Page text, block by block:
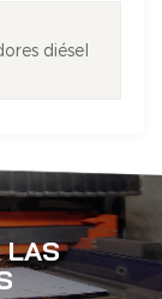
diésel
LAS